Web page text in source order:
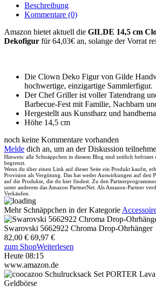
Beschreibung
Kommentare (0)
Amazon bietet aktuell die GILDE 14,5 cm
Dekofigur für 64,03€ an, solange der Vorrat
Die Clown Deko Figur von Gilde
hochwertige, einzigartige Sammlerfigur.
Der Chef Griller ist voller Tatendrang
Barbecue-Fest mit Familie, Nachbarn
Hergestellt aus Kunstharz und
Höhe 14,5 cm
noch keine Kommentare vorhanden
Melde dich an, um an der Diskussion
Hinweis: alle Schnäppchen in diesem Blog sind zeitlich befristet
begrenzt.
Wenn du über einen Link auf dieser Seite ein Produkt kaufst,
Provision als Vergütung. Das hat weder Auswirkungen auf den
auf die Produkte, die du hier findest. Zu den
unter anderem das Amazon PartnerNet. Als Amazon-Partner
Verkäufen.
Mehr Schnäppchen in der Kategorie
Swarovski 5662922 Chroma Drop-Ohrhänger
82,00 € 69,97 €
zum ShopWeiterlesen
Heute 08:15
www.amazon.de